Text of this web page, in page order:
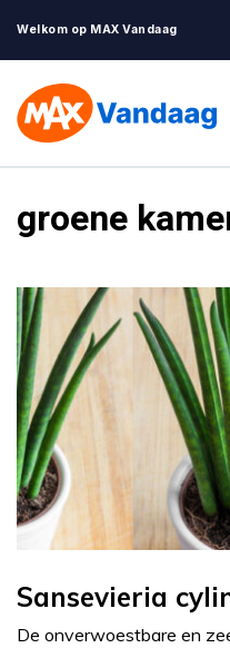
Welkom op MAX Vandaag
groene
Sansevieria
De onverwoestbare en